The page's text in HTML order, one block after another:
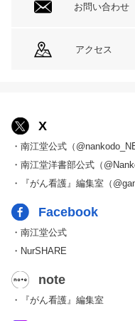
お問い合わせ
アクセス
X
・南江堂公式（
・南江堂洋書部公式（
・『がん看護』編集室（
Facebook
・南江堂公式
・NurSHARE
note
・『がん看護』編集室